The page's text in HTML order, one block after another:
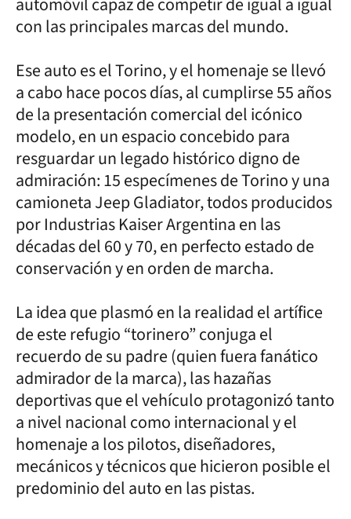
con las principales marcas del mundo.
Ese auto es el Torino, y el homenaje se llevó
a cabo hace pocos días, al cumplirse 55 años
de la presentación comercial del icónico
modelo, en un espacio concebido para
resguardar un legado histórico digno de
admiración: 15 especímenes de Torino y una
camioneta Jeep Gladiator, todos producidos
por Industrias Kaiser Argentina en las
décadas del 60 y 70, en perfecto estado de
conservación y en orden de marcha.
La idea que plasmó en la realidad el artífice
de este refugio “torinero” conjuga el
recuerdo de su padre (quien fuera fanático
admirador de la marca), las hazañas
deportivas que el vehículo protagonizó tanto
a nivel nacional como internacional y el
homenaje a los pilotos, diseñadores,
mecánicos y técnicos que hicieron posible el
predominio del auto en las pistas.